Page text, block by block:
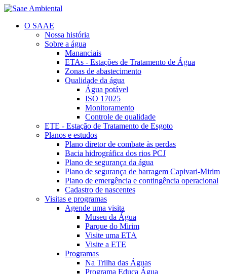
O SAAE
Nossa história
Sobre a água
Mananciais
ETAs - Estações de Tratamento de Água
Zonas de abastecimento
Qualidade da água
Água potável
ISO 17025
Monitoramento
Controle de qualidade
ETE - Estação de Tratamento de Esgoto
Planos e estudos
Plano diretor de combate às perdas
Bacia hidrográfica dos rios PCJ
Plano de segurança da água
Plano de segurança de barragem Capivari-Mirim
Plano de emergência e contingência operacional
Cadastro de nascentes
Visitas e programas
Agende uma visita
Museu da Água
Parque do Mirim
Visite uma ETA
Visite a ETE
Programas
Na Trilha das Águas
Programa Educa Água